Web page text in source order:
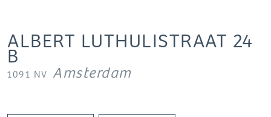
ALBERT LUTHULISTRAAT 24
B
1091 NV Amsterdam